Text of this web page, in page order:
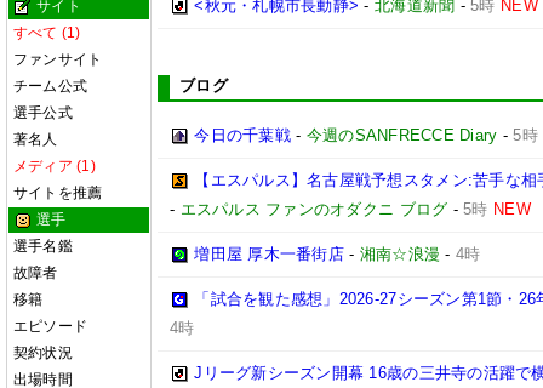
サイト
すべて (1)
ファンサイト
チーム公式
選手公式
著名人
メディア (1)
サイトを推薦
選手
選手名鑑
故障者
移籍
エピソード
契約状況
出場時間
<秋元・札幌市長動静> -北海道新聞 -5時 NEW
ブログ
今日の千葉戦- 今週のSANFRECCE Diary -5時
【エスパルス】名古屋戦予想スタメン:苦手な
- エスパルス ファンのオダクニ ブログ -5時 NEW
増田屋 厚木一番街店- 湘南☆浪漫 - 4時
「試合を観た感想」2026-27シーズン第1節・
4時
Jリーグ新シーズン開幕 16歳の三井寺の活躍で